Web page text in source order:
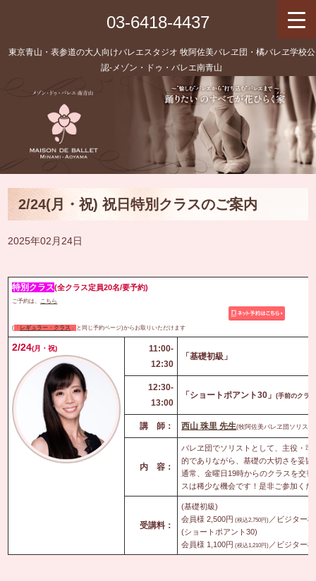
03-6418-4437
東京青山・表参道の大人向けバレエスタジオ 牧阿佐美バレヱ団・橘バレヱ学校公
認‐メゾン・ドゥ・バレエ南青山
2/24(月・祝) 祝日特別クラスのご案内
2025年02月24日
特別クラス(全クラス定員20名/要予約)
ご予約は、 こちら
( 「 レギュラー・クラス 」 と同じ予約ページ)からお取りいただけます
2/24(月・祝)
11:00-
12:30
「基礎初級」
12:30-
13:00
「ショートポアント30」(手前のクラ
講 師： 西山 珠里 先生(牧阿佐美バレヱ団ソリスト
内 容：
バレヱ団でソリストとして、主役・
的でありながら、基礎の大切さを妥
通常、金曜日19時からのクラスを交
スは稀少な機会です！是非ご参加くだ
受講料：
(基礎初級)
会員様 2,500円 (税込2,750円) ／ビジター
(ショートポアント30)
会員様 1,100円 (税込1,210円) ／ビジター